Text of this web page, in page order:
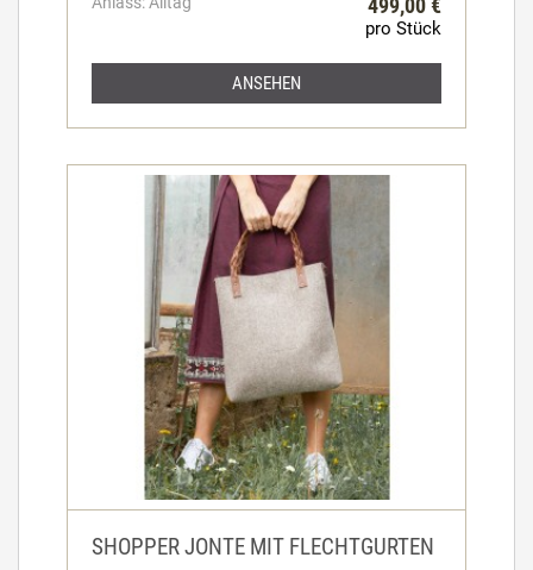
499,00 €
pro Stück
ANSEHEN
SHOPPER JONTE MIT FLECHTGURTEN